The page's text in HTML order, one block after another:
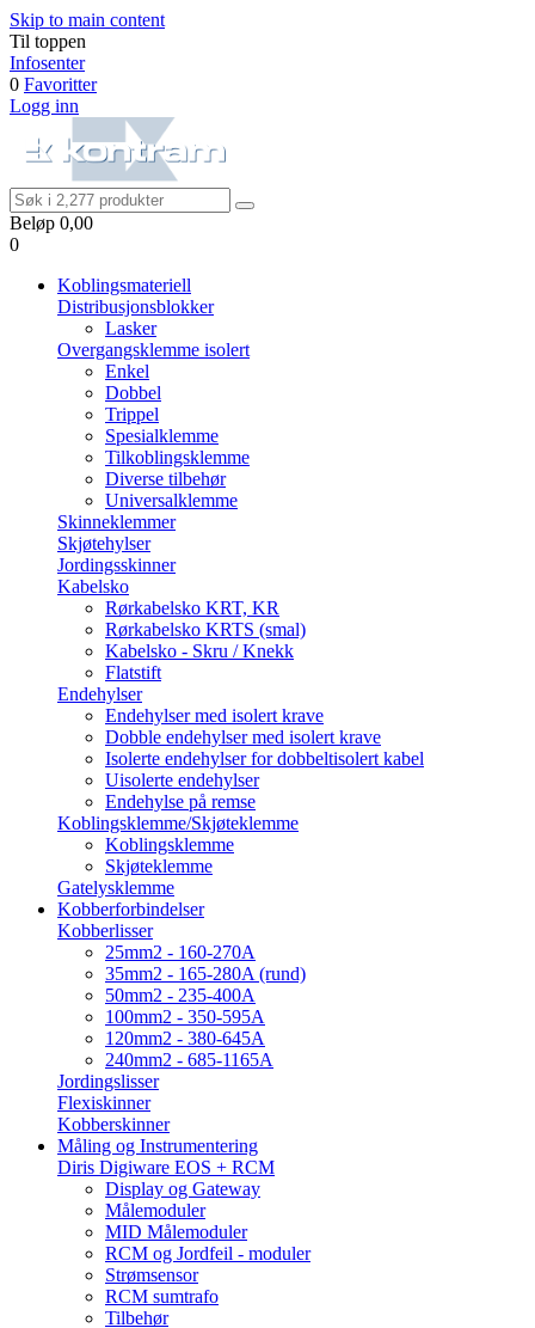
Skip to main content
Til toppen
Infosenter
0 Favoritter
Logg inn
Beløp 0,00
0
Koblingsmateriell
Distribusjonsblokker
Lasker
Overgangsklemme isolert
Enkel
Dobbel
Trippel
Spesialklemme
Tilkoblingsklemme
Diverse tilbehør
Universalklemme
Skinneklemmer
Skjøtehylser
Jordingsskinner
Kabelsko
Rørkabelsko KRT, KR
Rørkabelsko KRTS (smal)
Kabelsko - Skru / Knekk
Flatstift
Endehylser
Endehylser med isolert krave
Dobble endehylser med isolert krave
Isolerte endehylser for dobbeltisolert kabel
Uisolerte endehylser
Endehylse på remse
Koblingsklemme/Skjøteklemme
Koblingsklemme
Skjøteklemme
Gatelysklemme
Kobberforbindelser
Kobberlisser
25mm2 - 160-270A
35mm2 - 165-280A (rund)
50mm2 - 235-400A
100mm2 - 350-595A
120mm2 - 380-645A
240mm2 - 685-1165A
Jordingslisser
Flexiskinner
Kobberskinner
Måling og Instrumentering
Diris Digiware EOS + RCM
Display og Gateway
Målemoduler
MID Målemoduler
RCM og Jordfeil - moduler
Strømsensor
RCM sumtrafo
Tilbehør